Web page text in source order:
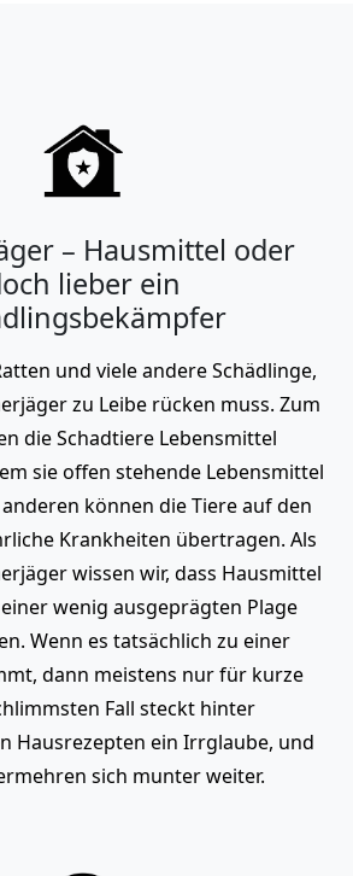
– Hausmittel oder
lieber ein
und viele andere Schädlinge,
zu Leibe rücken muss. Zum
die Schadtiere Lebensmittel
sie offen stehende Lebensmittel
können die Tiere auf den
Krankheiten übertragen. Als
wissen wir, dass Hausmittel
wenig ausgeprägten Plage
Wenn es tatsächlich zu einer
dann meistens nur für kurze
Fall steckt hinter
Hausrezepten ein Irrglaube, und
sich munter weiter.